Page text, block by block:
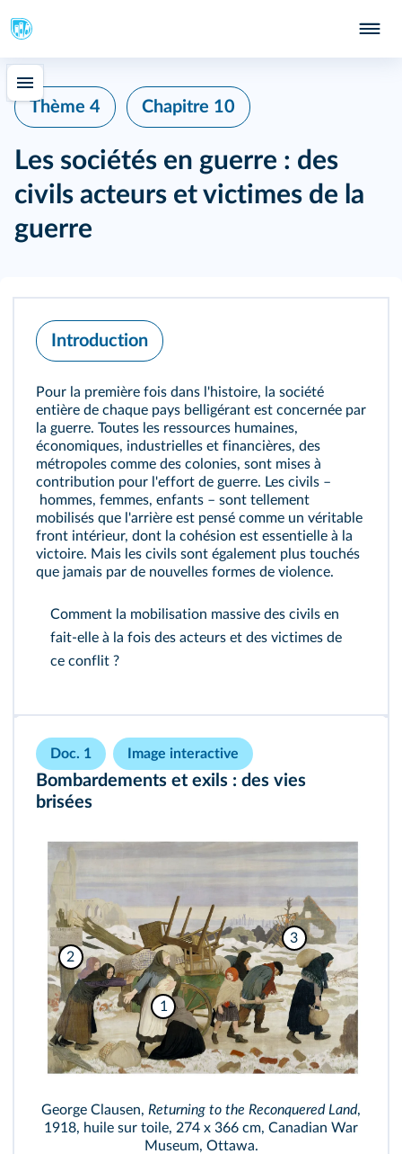
Thème 4 Chapitre 10
Les sociétés en guerre : des
civils acteurs et victimes de la
guerre
Introduction
Pour la première fois dans l'histoire, la société
entière de chaque pays belligérant est concernée par
la guerre. Toutes les ressources humaines,
économiques, industrielles et financières, des
métropoles comme des colonies, sont mises à
contribution pour l'effort de guerre. Les civils –
hommes, femmes, enfants – sont tellement
mobilisés que l'arrière est pensé comme un véritable
front intérieur, dont la cohésion est essentielle à la
victoire. Mais les civils sont également plus touchés
que jamais par de nouvelles formes de violence.
Comment la mobilisation massive des civils en
fait‑elle à la fois des acteurs et des victimes de
ce conflit ?
Doc. 1 Image interactive
Bombardements et exils : des vies
brisées
1
2
3
George Clausen, Returning to the Reconquered Land,
1918, huile sur toile, 274 x 366 cm, Canadian War
Museum, Ottawa.